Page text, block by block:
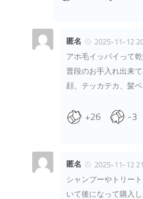
匿名
2025-11-12
アホ毛イッパイって
普段のお手入れ出来
顔、テッカテカ、髪
+26 -3
匿名
2025-11-12
シャンプーやトリー
いて後になって購入